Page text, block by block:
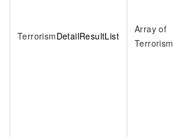
TerrorismDetailResultList
Array of
Terrorism